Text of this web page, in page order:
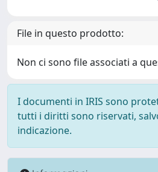
File in questo prodotto:
Non ci sono file associati a
I documenti in IRIS sono
tutti i diritti sono riservati,
indicazione.